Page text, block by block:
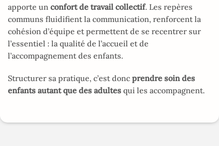
apporte un confort de travail collectif. Les repères
communs fluidifient la communication, renforcent la
cohésion d’équipe et permettent de se recentrer sur
l’essentiel : la qualité de l’accueil et de
l’accompagnement des enfants.
Structurer sa pratique, c’est donc prendre soin des
enfants autant que des adultes qui les accompagnent.